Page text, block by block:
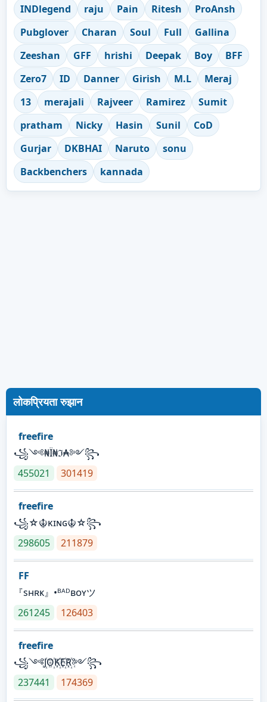
INDlegend raju Pain Ritesh
ProAnsh
Pubglover
Charan Soul Full
Gallina
Zeeshan
GFF hrishi Deepak Boy
BFF
Zero7
ID Danner Girish M.L
Meraj
13
merajali Rajveer Ramirez
Sumit
pratham
Nicky Hasin Sunil
CoD
Gurjar
DKBHAI Naruto
sonu
Backbenchers
kannada
लोकप्रियता रुझान
freefire
꧁༺₦Ї₦ℑ₳༻꧂
455021
301419
freefire
꧁☆☬κɪɴɢ☬☆꧂
298605
211879
FF
『sʜʀᴋ』•ᴮᴬᴰʙᴏʏツ
261245
126403
freefire
꧁༺J꙰O꙰K꙰E꙰R꙰༻꧂
237441
174369